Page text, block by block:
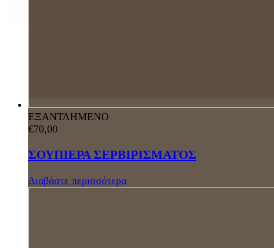
ΕΞΑΝΤΛΗΜΕΝΟ
€70,00
ΣΟΥΠΙΕΡΑ ΣΕΡΒΙΡΙΣΜΑΤΟΣ
Διαβάστε περισσότερα